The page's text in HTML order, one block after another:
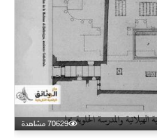
70629 مشاهدة